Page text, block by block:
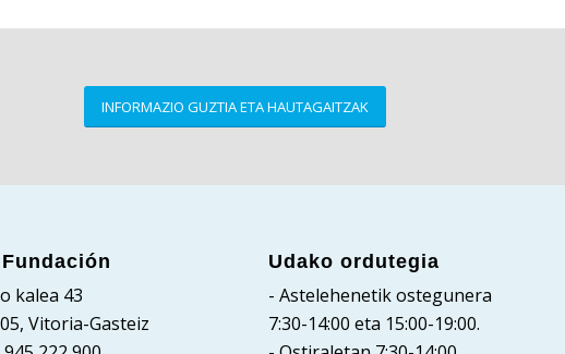
INFORMAZIO GUZTIA ETA HAUTAGAITZAK
kalea 43
Vitoria-Gasteiz
Udako ordutegia
- Astelehenetik ostegunera
7:30-14:00 eta 15:00-19:00.